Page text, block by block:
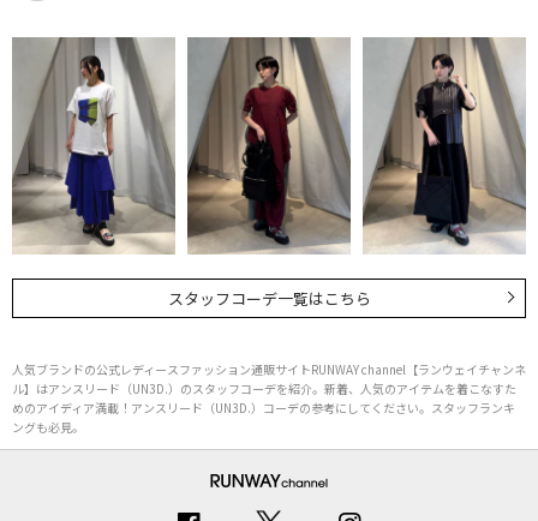
スタッフコーデ一覧はこちら
人気ブランドの公式レディースファッション通販サイトRUNWAY channel【ランウェイチャンネ
ル】はアンスリード（UN3D.）のスタッフコーデを紹介。新着、人気のアイテムを着こなすた
めのアイディア満載！アンスリード（UN3D.）コーデの参考にしてください。スタッフランキ
ングも必見。